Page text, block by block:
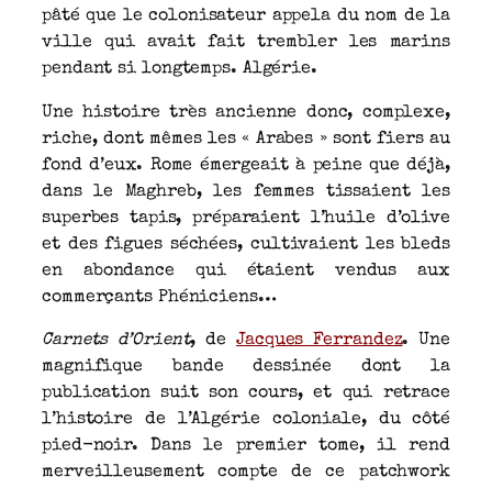
pâté que le colonisateur appela du nom de la
ville qui avait fait trembler les marins
pendant si longtemps. Algérie.
Une histoire très ancienne donc, complexe,
riche, dont mêmes les « Arabes » sont fiers au
fond d’eux. Rome émergeait à peine que déjà,
dans le Maghreb, les femmes tissaient les
superbes tapis, préparaient l’huile d’olive
et des figues séchées, cultivaient les bleds
en abondance qui étaient vendus aux
commerçants Phéniciens…
Carnets d’Orient, deJacques Ferrandez. Une
magnifique bande dessinée dont la
publication suit son cours, et qui retrace
l’histoire de l’Algérie coloniale, du côté
pied-noir. Dans le premier tome, il rend
merveilleusement compte de ce patchwork